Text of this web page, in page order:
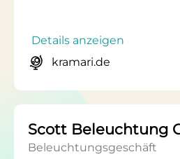
Details anzeigen
kramari.de
Scott Beleuchtung
Beleuchtungsgeschäft